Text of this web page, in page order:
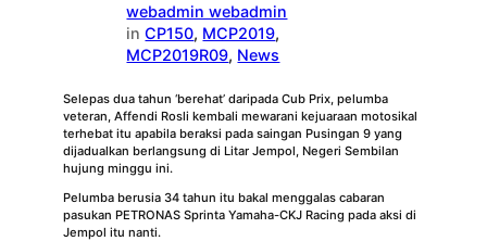
webadmin webadmin
inCP150, MCP2019
MCP2019R09, News
Selepas dua tahun ‘berehat’ daripada Cub Prix, pelumba
veteran, Affendi Rosli kembali mewarani kejuaraan motosikal
terhebat itu apabila beraksi pada saingan Pusingan 9 yang
dijadualkan berlangsung di Litar Jempol, Negeri Sembilan
hujung minggu ini.
Pelumba berusia 34 tahun itu bakal menggalas cabaran
pasukan PETRONAS Sprinta Yamaha-CKJ Racing pada aksi di
Jempol itu nanti.